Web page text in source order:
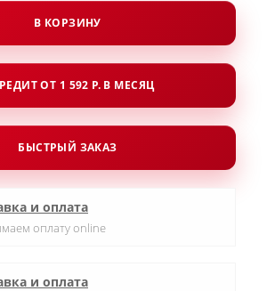
В КОРЗИНУ
ОТ 1 592 Р. В МЕСЯЦ
БЫСТРЫЙ ЗАКАЗ
и оплата
оплату online
и оплата